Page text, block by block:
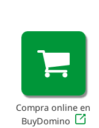
Compra online en
BuyDomino